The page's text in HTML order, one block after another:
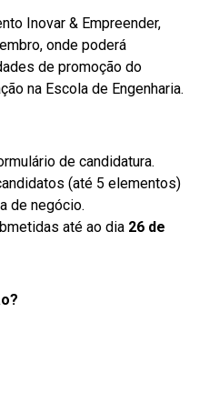
Inovar & Empreender,
onde poderá
de promoção do
na Escola de Engenharia.
de candidatura.
(até 5 elementos)
de negócio.
até ao dia 26 de